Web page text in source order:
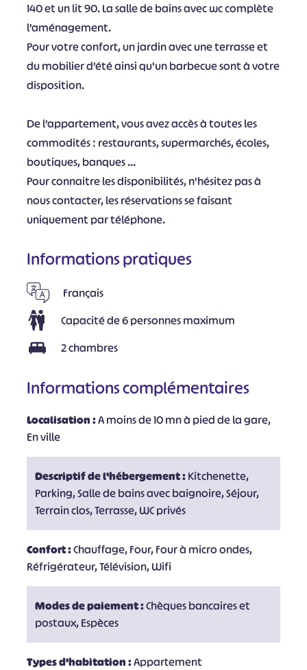
140 et un lit 90. La salle de bains avec wc complète
l’aménagement.
Pour votre confort, un jardin avec une terrasse et
du mobilier d’été ainsi qu'un barbecue sont à votre
disposition.
De l’appartement, vous avez accès à toutes les
commodités : restaurants, supermarchés, écoles,
boutiques, banques …
Pour connaitre les disponibilités, n’hésitez pas à
nous contacter, les réservations se faisant
uniquement par téléphone.
Informations pratiques
Français
Capacité de 6 personnes maximum
2 chambres
Informations complémentaires
Localisation :A moins de 10 mn à pied de la gare,
En ville
Descriptif de l'hébergement :Kitchenette,
Parking, Salle de bains avec baignoire, Séjour,
Terrain clos, Terrasse, WC privés
Confort :Chauffage, Four, Four à micro ondes,
Réfrigérateur, Télévision, Wifi
Modes de paiement :Chèques bancaires et
postaux, Espèces
Types d'habitation :Appartement